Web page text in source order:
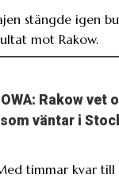
stängde igen
mot Rakow.
Rakow vet
väntar i
timmar kvar till